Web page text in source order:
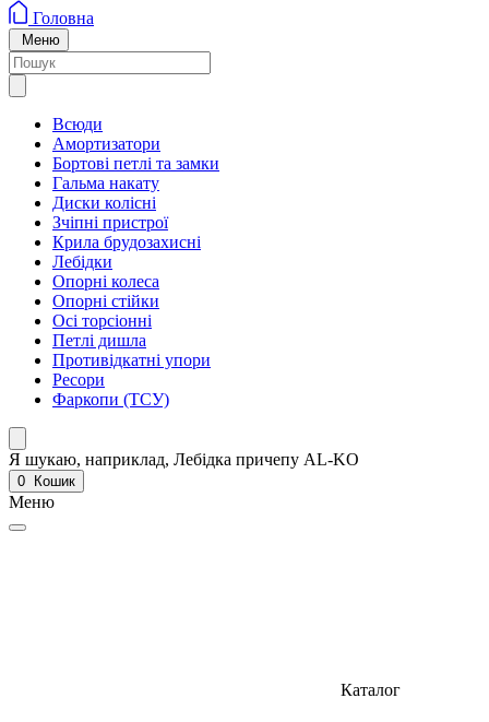
Головна
Меню
Всюди
Амортизатори
Бортові петлі та замки
Гальма накату
Диски колісні
Зчіпні пристрої
Крила брудозахисні
Лебідки
Опорні колеса
Опорні стійки
Осі торсіонні
Петлі дишла
Противідкатні упори
Ресори
Фаркопи (ТСУ)
Я шукаю, наприклад, Лебідка причепу AL-KO
0 Кошик
Меню
Каталог